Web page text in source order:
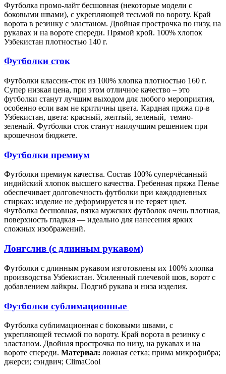
Футболка промо-лайт бесшовная (некоторые модели с
боковыми швами), с укрепляющей тесьмой по вороту. Край
ворота в резинку с эластаном. Двойная прострочка по низу, на
рукавах и на вороте спереди. Прямой крой. 100% хлопок
Узбекистан плотностью 140 г.
Футболки сток
Футболки классик-сток из 100% хлопка плотностью 160 г.
Супер низкая цена, при этом отличное качество – это
футболки станут лучшим выходом для любого мероприятия,
особенно если вам не критичны цвета. Кардная пряжа пр-в
Узбекистан, цвета: красный, желтый, зеленый, темно-
зеленый. Футболки сток станут наилучшим решением при
крошечном бюджете.
Футболки премиум
Футболки премиум качества. Состав 100% суперчёсанный
индийский хлопок высшего качества. Гребенная пряжа Пенье
обеспечивает долговечность футболки при каждодневных
стирках: изделие не деформируется и не теряет цвет.
Футболка бесшовная, вязка мужских футболок очень плотная,
поверхность гладкая — идеально для нанесения ярких
сложных изображений.
Лонгслив (с длинным рукавом)
Футболки с длинным рукавом изготовлены их 100% хлопка
производства Узбекистан. Усиленный плечевой шов, ворот с
добавлением лайкры. Подгиб рукава и низа изделия.
Футболки сублимационные
Футболка сублимационная с боковыми швами, с
укрепляющей тесьмой по вороту. Край ворота в резинку с
эластаном. Двойная прострочка по низу, на рукавах и на
вороте спереди. Материал: ложная сетка; прима микрофибра;
джерси; сэндвич; ClimaCool